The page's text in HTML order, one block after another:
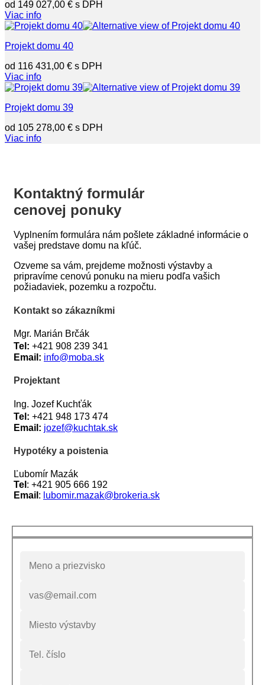
149 027,00 €
Viac info
Projekt domu 40
116 431,00 €
Viac info
Projekt domu 39
105 278,00 €
Viac info
Kontaktný formulár
cenovej ponuky
Vyplnením formulára nám pošlete základné informácie o
vašej predstave domu na kľúč.
Ozveme sa vám, prejdeme možnosti výstavby a
pripravíme cenovú ponuku na mieru podľa vašich
požiadaviek, pozemku a rozpočtu.
Kontakt so zákazníkmi
Mgr. Marián Brčák
Tel: +421 908 239 341
Email: info@moba.sk
Projektant
Ing. Jozef Kuchťák
Tel: +421 948 173 474
Email: jozef@kuchtak.sk
Hypotéky a poistenia
Ľubomír Mazák
Tel : +421 905 666 192
Email : lubomir.mazak@brokeria.sk